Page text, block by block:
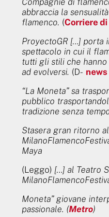
abbraccia la
flamenco. (Corriere di
ProyectoGR […] porta
spettacolo in cui il
tutti gli stili che
ad evolversi. (D- news
“La Moneta” sa
pubblico
tradizione senza
Stasera gran ritorno al
Maya
(Leggo) […] al Teatro
Moneta” giovane
passionale. (Metro)